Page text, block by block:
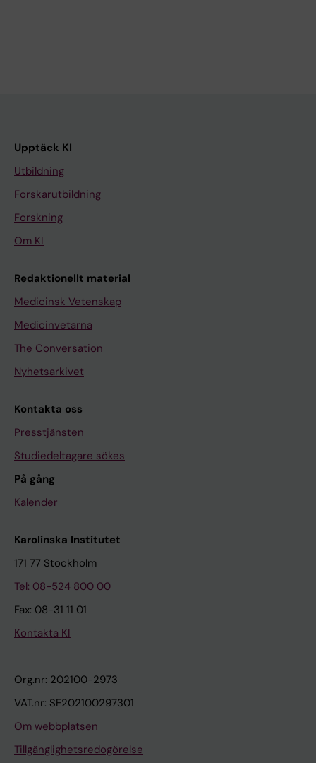
Upptäck KI
Utbildning
Forskarutbildning
Forskning
Om KI
Redaktionellt material
Medicinsk Vetenskap
Medicinvetarna
The Conversation
Nyhetsarkivet
Kontakta oss
Presstjänsten
Studiedeltagare sökes
På gång
Kalender
Karolinska Institutet
171 77 Stockholm
Tel: 08-524 800 00
Fax: 08-31 11 01
Kontakta KI
Org.nr: 202100-2973
VAT.nr: SE202100297301
Om webbplatsen
Tillgänglighetsredogörelse